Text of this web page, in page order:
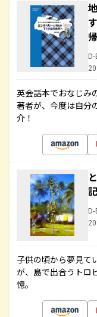
英会話本でおなじみ
著者が、今度は自分
介！
子供の頃から夢見て
が、島で出合うトロ
憶。